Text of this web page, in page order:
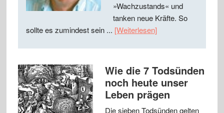
»Wachzustands« und
tanken neue Kräfte. So
sollte es zumindest sein ... [Weiterlesen]
Wie die 7 Todsünden
noch heute unser
Leben prägen
Die sieben Todsünden gelten